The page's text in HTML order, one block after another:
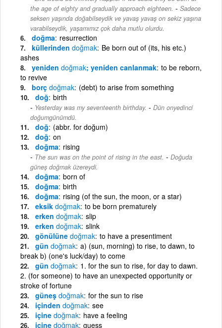
the age of eighty and gradually approach eighteen. - Sadece
seksen yaşında doğabilseydik ve yavaş yavaş on sekiz yaşına
varabilseydik, yaşamımız çok daha mutlu olurdu.
doğma resurrection
küllerinden doğmak Be born out of (its, his etc.)
ashes
yeniden doğmak; yeniden canlanmak to be reborn,
to revive
borç doğmak (debt) to arise from something
doğ birth
Yesterday was my seventeenth birthday. - Dün onyedinci
doğumgünümdü.
doğ (abbr. for doğum)
doğ on
doğma rising
The sun was on the point of rising in the east. - Doğuda
güneş doğmak üzereydi.
doğma born of
doğma birth
doğma rising (of the sun, the moon, or a star)
eksik doğmak to be born prematurely
erken doğmak slip
erken doğmak slink
gönülüne doğmak to have a presentiment
gün doğmak a) (sun, morning) to rise, to dawn, to
break b) (one's luck/day) to come
gün doğmak 1. for the sun to rise, for day to dawn.
2. (for someone) to have an unexpected opportunity or
stroke of fortune
güneş doğmak for the sun to rise
içinden doğmak see
içine doğmak have a feeling
içine doğmak guess